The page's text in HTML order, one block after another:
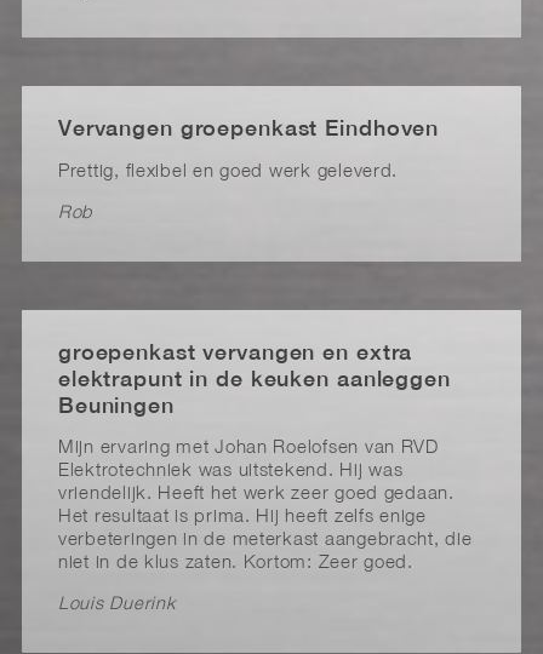
Vervangen groepenkast Eindhoven
Prettig, flexibel en goed werk geleverd.
Rob
groepenkast vervangen en extra
elektrapunt in de keuken aanleggen
Beuningen
Mijn ervaring met Johan Roelofsen van RVD
Elektrotechniek was uitstekend. Hij was
vriendelijk. Heeft het werk zeer goed gedaan.
Het resultaat is prima. Hij heeft zelfs enige
verbeteringen in de meterkast aangebracht, die
niet in de klus zaten. Kortom: Zeer goed.
Louis Duerink